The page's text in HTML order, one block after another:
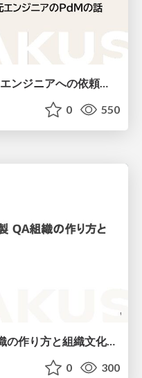
AIで久々にコードを書いたらエンジニアへの依頼が"増えた" ── 元エンジニアのPdMの話 / Using AI to Code Again After a Long Break Increased My Requests to Engineers: Insights from a Former Engineer PdM
0 550
主体的に活躍する内製QA組織の作り方と組織文化の醸成 / How to Build a Proactive In-house QA Organization and Foster Its Culture
0 300